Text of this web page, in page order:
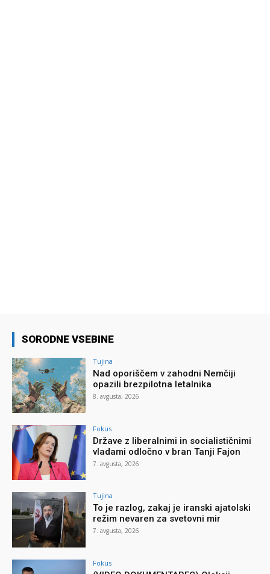
SORODNE VSEBINE
Tujina
Nad oporiščem v zahodni Nemčiji
opazili brezpilotna letalnika
8. avgusta, 2026
Fokus
Države z liberalnimi in socialističnimi
vladami odločno v bran Tanji Fajon
7. avgusta, 2026
Tujina
To je razlog, zakaj je iranski ajatolski
režim nevaren za svetovni mir
7. avgusta, 2026
Fokus